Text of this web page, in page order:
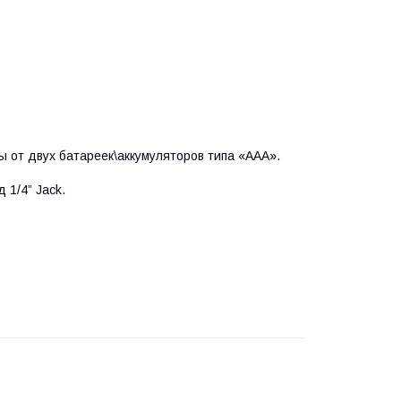
двух батареек\аккумуляторов типа «ААА».
1/4” Jack.